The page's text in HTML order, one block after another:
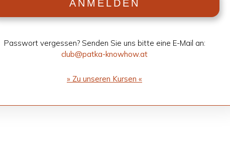
ANMEL­DEN
Pass­wort ver­ges­sen? Sen­den Sie uns bitte eine E-Mail an:
club@patka-knowhow.at
» Zu unse­ren Kur­sen «